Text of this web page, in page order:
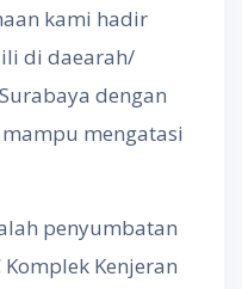
kami hadir
di daearah/
dengan
mengatasi
penyumbatan
Komplek Kenjeran